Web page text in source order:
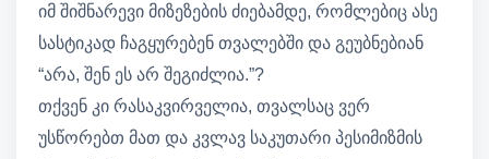
იმ შიშნარევი მიზეზების ძიებამდე, რომლებიც ასე
სასტიკად ჩაგყურებენ თვალებში და გეუბნებიან
“არა, შენ ეს არ შეგიძლია.”?
თქვენ კი რასაკვირველია, თვალსაც ვერ
უსწორებთ მათ და კვლავ საკუთარი პესიმიზმის